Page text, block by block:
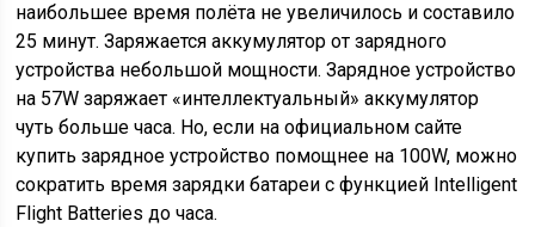
наибольшее время полёта не увеличилось и составило
25 минут. Заряжается аккумулятор от зарядного
устройства небольшой мощности. Зарядное устройство
на 57W заряжает «интеллектуальный» аккумулятор
чуть больше часа. Но, если на официальном сайте
купить зарядное устройство помощнее на 100W, можно
сократить время зарядки батареи с функцией Intelligent
Flight Batteries до часа.